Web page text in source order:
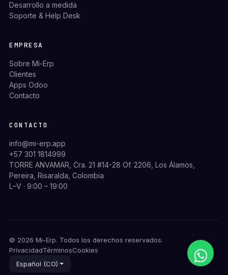
Desarrollo a medida
Soporte & Help Desk
EMPRESA
Sobre Mi-Erp
Clientes
Apps Odoo
Contacto
CONTACTO
info@mi-erp.app
+57 301 1814999
TORRE ANVAMAR, Cra. 21 #14-28 Of. 2206, Los Álamos,
Pereira, Risaralda, Colombia
L–V · 9:00 – 19:00
© 2026 Mi-Erp. Todos los derechos reservados.
PrivacidadTérminosCookies
Español (CO)